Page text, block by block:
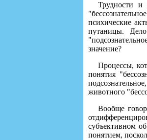
Трудности и
психические
путаницы.
значение?
Процессы,
понятия
животного
Вообще
субъективном
понятием,